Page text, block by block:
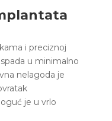
i preciznoj
u minimalno
nelagoda je
je u vrlo